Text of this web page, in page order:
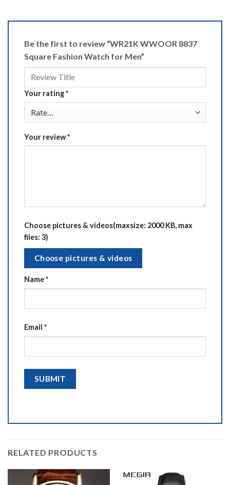
Be the first to review “WR21K WWOOR 8837
Square Fashion Watch for Men”
Your rating*
Your review*
Choose pictures & videos(maxsize: 2000 KB, max
files: 3)
Choose pictures & videos
Name*
Email *
RELATED PRODUCTS